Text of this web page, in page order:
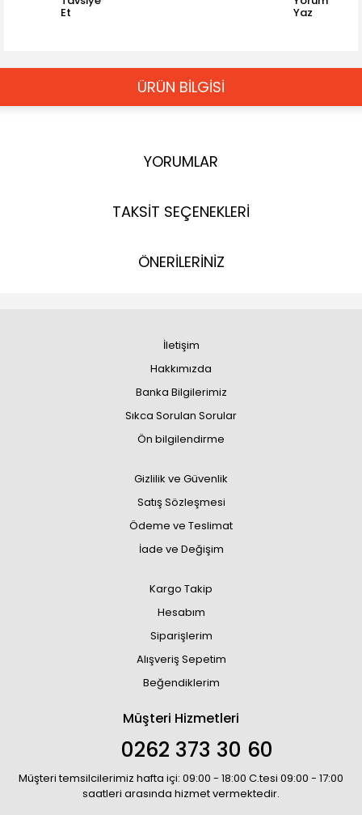
Et Yaz
ÜRÜN BİLGİSİ
YORUMLAR
TAKSİT SEÇENEKLERİ
ÖNERİLERİNİZ
İletişim
Hakkımızda
Banka Bilgilerimiz
Sıkca Sorulan Sorular
Ön bilgilendirme
Gizlilik ve Güvenlik
Satış Sözleşmesi
Ödeme ve Teslimat
İade ve Değişim
Kargo Takip
Hesabım
Siparişlerim
Alışveriş Sepetim
Beğendiklerim
Müşteri Hizmetleri
0262 373 30 60
Müşteri temsilcilerimiz hafta içi: 09:00 - 18:00 C.tesi 09:00 - 17:00
saatleri arasında hizmet vermektedir.